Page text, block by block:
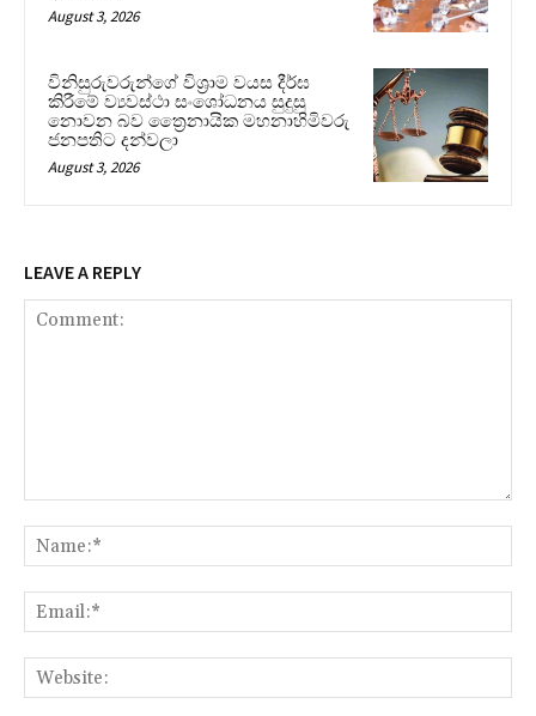
August 3, 2026
විනිසුරුවරුන්ගේ විශ්‍රාම වයස දීර්ඝ
කිරීමේ ව්‍යවස්ථා සංශෝධනය සුදුසු
නොවන බව ත්‍රෛනායික මහනාහිමිවරු
ජනපතිට දන්වලා
August 3, 2026
LEAVE A REPLY